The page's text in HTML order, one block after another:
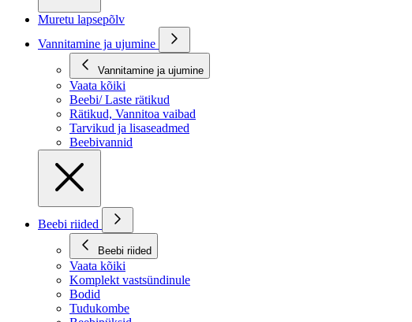
Muretu lapsepõlv
Vannitamine ja ujumine
Vannitamine ja ujumine
Vaata kõiki
Beebi/ Laste rätikud
Rätikud, Vannitoa vaibad
Tarvikud ja lisaseadmed
Beebivannid
Beebi riided
Beebi riided
Vaata kõiki
Komplekt vastsündinule
Bodid
Tudukombe